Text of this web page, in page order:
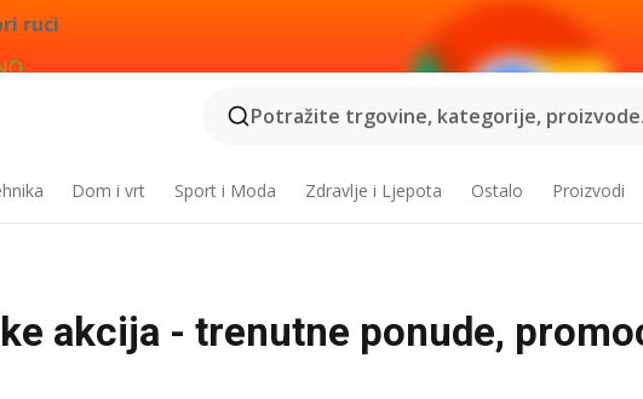
ruci
Potražite trgovine, kategorije,
Dom i vrt Sport i Moda Zdravlje i Ljepota Ostalo Proizvodi
akcija - trenutne ponude,